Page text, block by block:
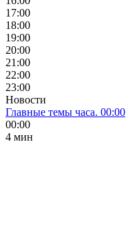
17:00
18:00
19:00
20:00
21:00
22:00
23:00
Новости
Главные темы часа. 00:00
00:00
4 мин